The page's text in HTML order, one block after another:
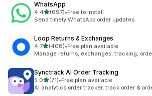
WhatsApp
4.4별 5개 중
(697)
총 리뷰 697개
•Free to install
Send timely WhatsApp order updates.
Loop Returns & Exchanges
4.7별 5개 중
(408)
총 리뷰 408개
•Free plan available
Manage returns, exchanges, tracking,
Synctrack AI Order Tracking
5.0별 5개 중
(71)
총 리뷰 71개
•Free plan available
AI analytics order tracker, track order &